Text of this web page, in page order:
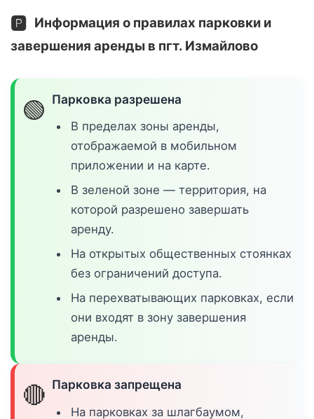
🅿️ Информация о правилах парковки и
завершения аренды в пгт. Измайлово
🟢 Парковка разрешена
В пределах зоны аренды,
отображаемой в мобильном
приложении и на карте.
В зеленой зоне — территория, на
которой разрешено завершать
аренду.
На открытых общественных стоянках
без ограничений доступа.
На перехватывающих парковках, если
они входят в зону завершения
аренды.
🔴 Парковка запрещена
На парковках за шлагбаумом,